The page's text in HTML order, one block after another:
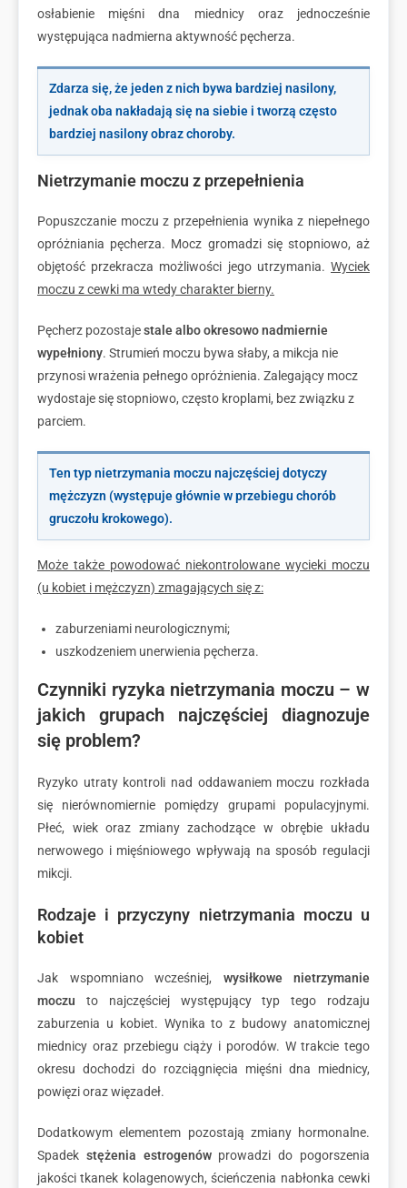
osłabienie mięśni dna miednicy oraz jednocześnie
występująca nadmierna aktywność pęcherza.
Zdarza się, że jeden z nich bywa bardziej nasilony,
jednak oba nakładają się na siebie i tworzą często
bardziej nasilony obraz choroby.
Nietrzymanie moczu z przepełnienia
Popuszczanie moczu z przepełnienia wynika z niepełnego
opróżniania pęcherza. Mocz gromadzi się stopniowo, aż
objętość przekracza możliwości jego utrzymania. Wyciek
moczu z cewki ma wtedy charakter bierny.
Pęcherz pozostajestale albo okresowo nadmiernie
wypełniony. Strumień moczu bywa słaby, a mikcja nie
przynosi wrażenia pełnego opróżnienia. Zalegający mocz
wydostaje się stopniowo, często kroplami, bez związku z
parciem.
Ten typ nietrzymania moczu najczęściej dotyczy
mężczyzn (występuje głównie w przebiegu chorób
gruczołu krokowego).
Może także powodować niekontrolowane wycieki moczu
(u kobiet i mężczyzn) zmagających się z:
zaburzeniami neurologicznymi;
uszkodzeniem unerwienia pęcherza.
Czynniki ryzyka nietrzymania moczu – w
jakich grupach najczęściej diagnozuje
się problem?
Ryzyko utraty kontroli nad oddawaniem moczu rozkłada
się nierównomiernie pomiędzy grupami populacyjnymi.
Płeć, wiek oraz zmiany zachodzące w obrębie układu
nerwowego i mięśniowego wpływają na sposób regulacji
mikcji.
Rodzaje i przyczyny nietrzymania moczu u
kobiet
Jak wspomniano wcześniej, wysiłkowe nietrzymanie
moczu to najczęściej występujący typ tego rodzaju
zaburzenia u kobiet. Wynika to z budowy anatomicznej
miednicy oraz przebiegu ciąży i porodów. W trakcie tego
okresu dochodzi do rozciągnięcia mięśni dna miednicy,
powięzi oraz więzadeł.
Dodatkowym elementem pozostają zmiany hormonalne.
Spadek stężenia estrogenówprowadzi do pogorszenia
jakości tkanek kolagenowych, ścieńczenia nabłonka cewki